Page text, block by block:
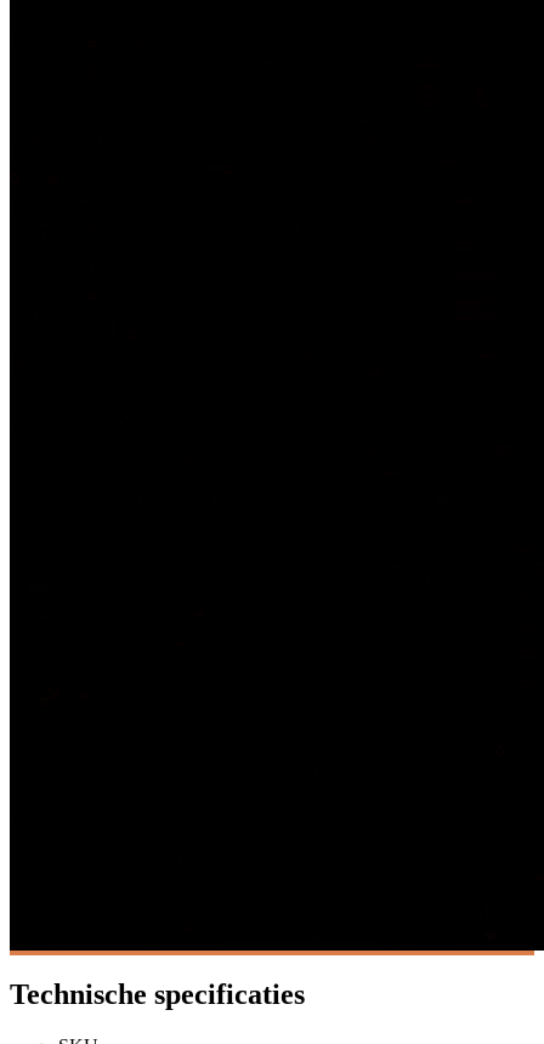
Technische specificaties